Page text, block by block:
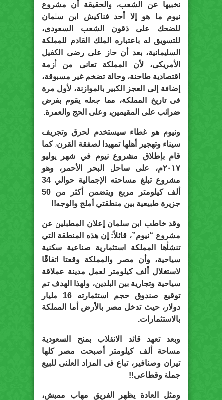
نخبيها عن الشعب، والحقيقة أن مشروع
نيوم ما هو إلا أحد فناكيش ابن سلمان
للضحك على ذقون الشعب السعودى،
للتسويق له باعتباره الملك القادم للمملكة
السليمانية، بعد أن حاز على رضى الكفيل
الأمريكى، لأن المملكة تعانى من أزمة
اقتصادية طاحنة، وحالة تضخم غير مسبوقة،
إضافة إلى العجز الكبير بالموازنة، لأول مرة
فى تاريخ المملكة، مما جعله يقوم بفرض
ضرائب على المقيمين، وعلى الحج والعمرة.
ونيوم هو غطاء سيستخدم لحرق وتجريف
سيناء وتهجير أهلها تمهيدا لصفقة القرن، كما
قام بإطلاق مشروع نيوم في شهر يوليو
٢٠١٧م، على ساحل البحر الأحمر، وهو
مشروع تبلغ مساحته الإجمالية حوالي 34
ألف كيلومتر مربع ويتضمن أكثر من 50
جزيرة طبيعية بين منطقتي أملج والوجه!!
وقد خاطب ابن سلمان إعلان المطبلين عن
مشروع “نيوم”، قائلاً: إن هذه المنطقة التي
تنشأها المملكة استثمارية صناعية سكنية
سياحية، وأن مصر والمملكة وقعتا اتفاقًا
لاستغلال ألف كيلومتر لعمل مدينة عملاقة
سياحية وتجارية بين البلدين، ولهذا الهدف تم
توقيع صندوق حجم استثمارته 16 مليار
دولار، حيث تدخل مصر بالأرض أما المملكة
بالاستثمارات.
وبعد تعهد قائد الانقلاب بمنح السعودية
مساحة ألف كيلومتر أصبحت مصر كلها
تيران وصنافير، تباع فى المزاد العلنى للبيع
جملة وقطاعى!!
ومثل العادة يظهر الفريق مهاب مميش،